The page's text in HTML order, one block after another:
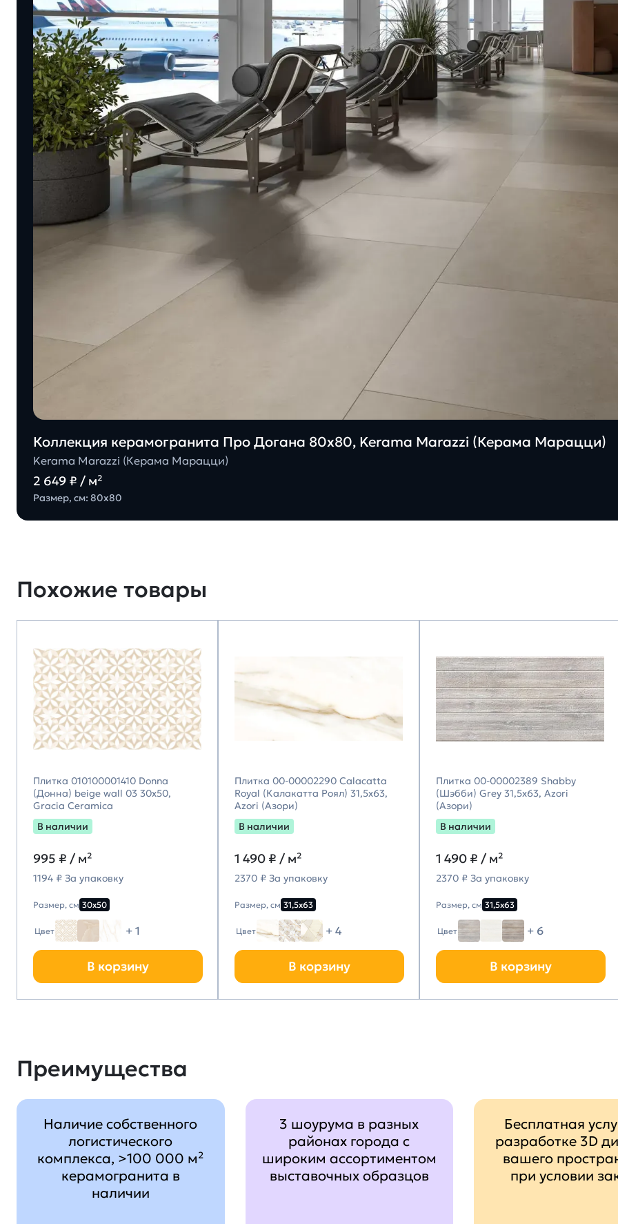
Коллекция керамогранита Про Догана 80х80, Kerama Marazzi (Керама Марацци)
Kerama Marazzi (Керама Марацци)
2 649 ₽ / м²
Размер, см: 80х80
Похожие товары
Плитка 010100001410 Donna
(Донна) beige wall 03 30х50,
Gracia Ceramica
В наличии
995 ₽ / м²
1194 ₽ За упаковку
Размер, см 30х50
Цвет + 1
В корзину
Плитка 00-00002290 Calacatta
Royal (Калакатта Роял) 31,5х63,
Azori (Азори)
В наличии
1 490 ₽ / м²
2370 ₽ За упаковку
Размер, см 31,5х63
Цвет + 4
В корзину
Плитка 00-00002389 Shabby
(Шэбби) Grey 31,5х63, Azori
(Азори)
В наличии
1 490 ₽ / м²
2370 ₽ За упаковку
Размер, см 31,5х63
Цвет + 6
В корзину
Преимущества
Наличие собственного
логистического
комплекса, >100 000 м²
керамогранита в
наличии
3 шоурума в разных
районах города с
широким ассортиментом
выставочных образцов
Бесплатная
разработке 3D
вашего
при условии